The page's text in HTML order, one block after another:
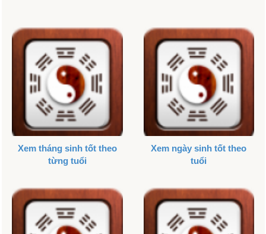
Xem tháng sinh tốt theo
từng tuổi
Xem ngày sinh tốt theo
tuổi